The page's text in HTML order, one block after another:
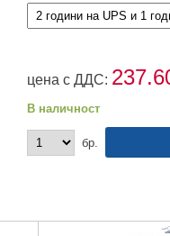
цена с ДДС:
В наличност
бр.